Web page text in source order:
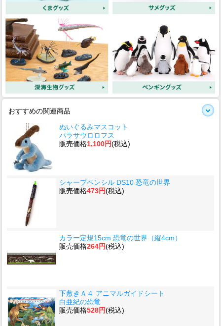
おすすめの関連商品
ぬいぐるみマスコット
パラサウロロフス
販売価格1,100円(税込)
シャープペンシル DS10 恐竜の世界
販売価格473円(税込)
カラー定規15cm 恐竜の世界（縦4cm）
販売価格264円(税込)
下敷きＡ４ アニマルガイドシート
白亜紀の恐竜
販売価格528円(税込)